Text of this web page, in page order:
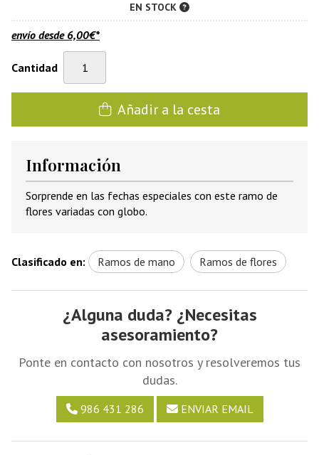
EN STOCK
envío desde 6,00€*
Cantidad
Añadir a la cesta
Información
Sorprende en las fechas especiales con este ramo de
flores variadas con globo.
Clasificado en: Ramos de mano Ramos de flores
¿Alguna duda? ¿Necesitas
asesoramiento?
Ponte en contacto con nosotros y resolveremos tus
dudas.
986 431 286 ENVIAR EMAIL